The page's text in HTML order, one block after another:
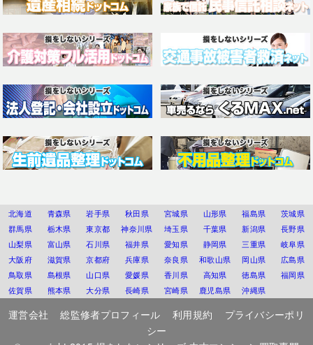
北海道 青森県 岩手県 秋田県 宮城県 山形県 福島県
茨城県
群馬県
栃木県 東京都 神奈川県 埼玉県 千葉県 新潟県
長野県
山梨県
富山県 石川県 福井県 愛知県 静岡県 三重県
岐阜県
大阪府
滋賀県 京都府 兵庫県 奈良県 和歌山県 岡山県
広島県
鳥取県
島根県 山口県 愛媛県 香川県 高知県 徳島県
福岡県
佐賀県
熊本県 大分県 長崎県 宮崎県 鹿児島県 沖縄県
運営会社 総監修者プロフィール 利用規約
プライバシーポリ
シー